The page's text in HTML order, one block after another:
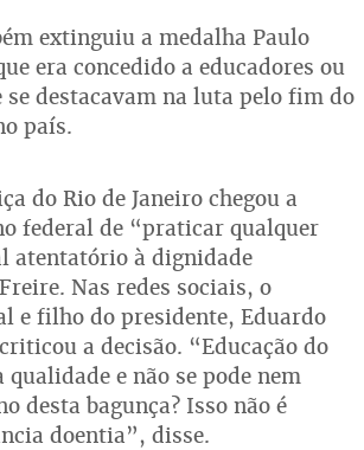
extinguiu a medalha Paulo
era concedido a educadores ou
destacavam na luta pelo fim do
país.
do Rio de Janeiro chegou a
federal de “praticar qualquer
atentatório à dignidade
Nas redes sociais, o
e filho do presidente, Eduardo
a decisão. “Educação do
e não se pode nem
desta bagunça? Isso não é
doentia”, disse.